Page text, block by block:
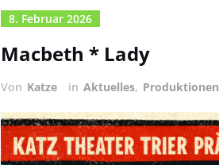
8. Februar 2026
Macbeth * Lady
Von Katze in Aktuelles, Produktionen